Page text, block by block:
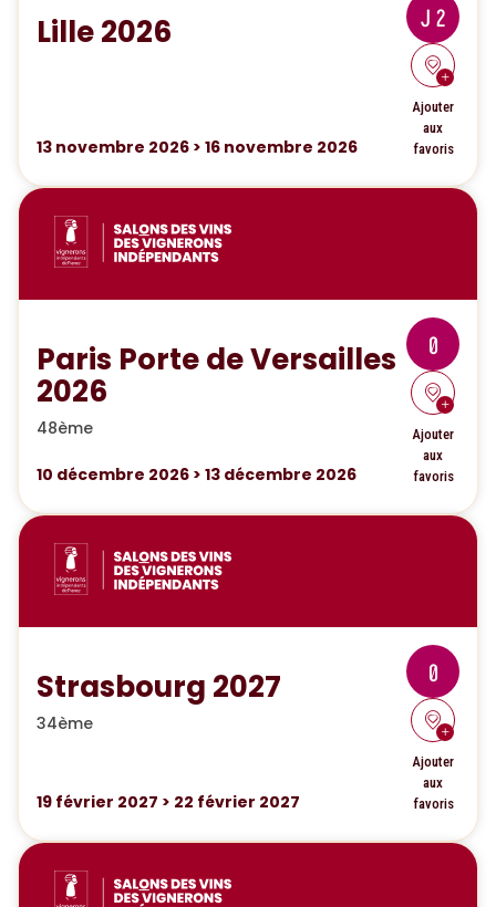
Lille 2026
13 novembre 2026 > 16 novembre 2026
J 2
Ajouter
aux
favoris
Paris Porte de Versailles
2026
48ème
10 décembre 2026 > 13 décembre 2026
0
Ajouter
aux
favoris
Strasbourg 2027
34ème
19 février 2027 > 22 février 2027
0
Ajouter
aux
favoris